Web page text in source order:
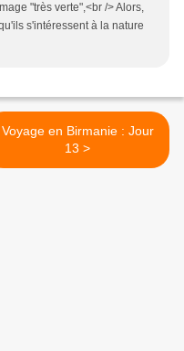
"très verte",<br /> Alors,
s'intéressent à la nature
Voyage en Birmanie : Jour
13 >